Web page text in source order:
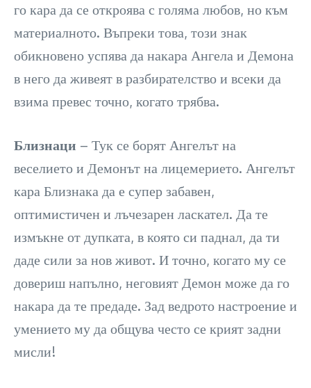
го кара да се откроява с голяма любов, но към
материалното. Въпреки това, този знак
обикновено успява да накара Ангела и Демона
в него да живеят в разбирателство и всеки да
взима превес точно, когато трябва.
Близнаци – Тук се борят Ангелът на
веселието и Демонът на лицемерието. Ангелът
кара Близнака да е супер забавен,
оптимистичен и лъчезарен ласкател. Да те
измъкне от дупката, в която си паднал, да ти
даде сили за нов живот. И точно, когато му се
довериш напълно, неговият Демон може да го
накара да те предаде. Зад ведрото настроение и
умението му да общува често се крият задни
мисли!